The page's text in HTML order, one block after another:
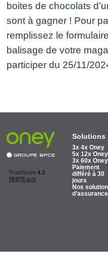
boites de chocolats
sont à gagner ! Pour
remplissez le
balisage de votre
participer du 25/11/
Solutions
3x 4x Oney
5x 12x Oney
3x 60x Oney
Paiement
différé à 30
jours
Nos